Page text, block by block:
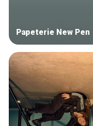
Papeterie New Pen